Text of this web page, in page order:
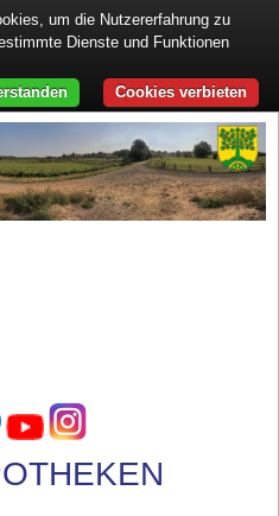
um die Nutzererfahrung zu
Dienste und Funktionen
Cookies verbieten